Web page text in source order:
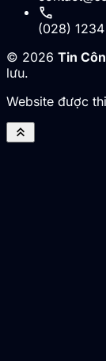
call
(028)
© 2026 Tin
lưu.
Website được
keyboard_double_arrow_up